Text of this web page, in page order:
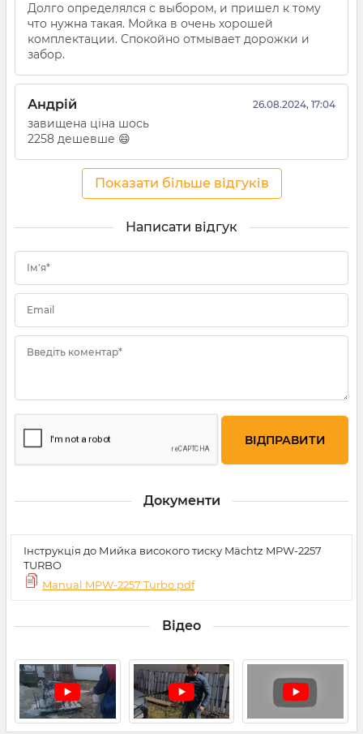
Долго определялся с выбором, и пришел к тому
что нужна такая. Мойка в очень хорошей
комплектации. Спокойно отмывает дорожки и
забор.
Андрій 26.08.2024, 17:04
завищена ціна шось
2258 дешевше 😄
Показати більше відгуків
Написати відгук
Ім'я*
Email
Введіть коментар*
Документи
Інструкція до Мийка високого тиску Mächtz MPW-2257
TURBO
Manual MPW-2257 Turbo.pdf
Відео